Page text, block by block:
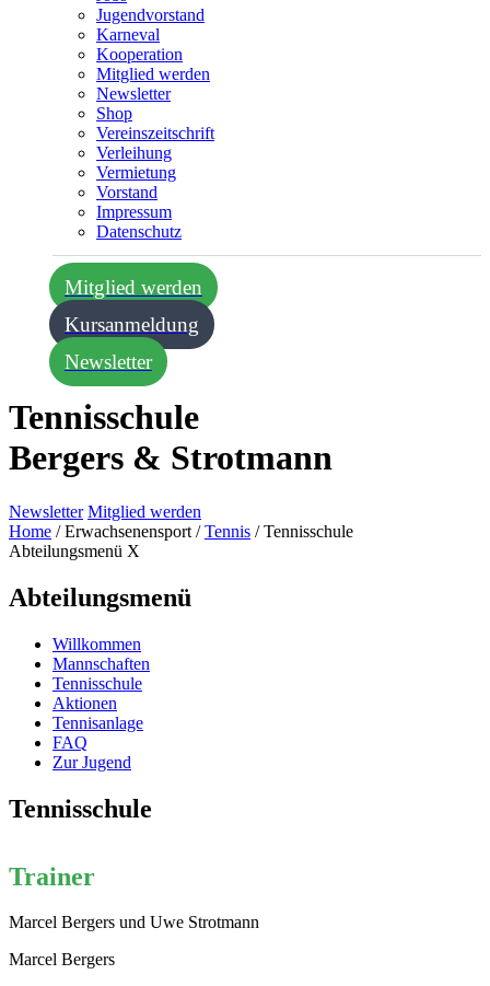
Jugendvorstand
Karneval
Kooperation
Mitglied werden
Newsletter
Shop
Vereins­zeitschrift
Verleihung
Vermietung
Vorstand
Impressum
Datenschutz­
Mitglied werden
Kursanmeldung
Newsletter
Tennisschule
Bergers & Strotmann
Newsletter Mitglied werden
Home /Erwachsenensport /Tennis /Tennisschule
Abteilungsmenü X
Abteilungsmenü
Willkommen
Mannschaften
Tennisschule
Aktionen
Tennisanlage
FAQ
Zur Jugend
Tennisschule
Trainer
Marcel Bergers und Uwe Strotmann
Marcel Bergers